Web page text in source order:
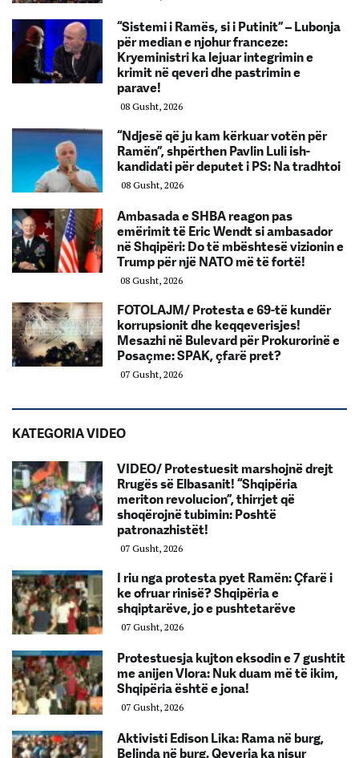
“Sistemi i Ramës, si i Putinit” – Lubonja
për median e njohur franceze:
Kryeministri ka lejuar integrimin e
krimit në qeveri dhe pastrimin e
parave!
08 Gusht, 2026
“Ndjesë që ju kam kërkuar votën për
Ramën”, shpërthen Pavlin Luli ish-
kandidati për deputet i PS: Na tradhtoi
08 Gusht, 2026
Ambasada e SHBA reagon pas
emërimit të Eric Wendt si ambasador
në Shqipëri: Do të mbështesë vizionin e
Trump për një NATO më të fortë!
08 Gusht, 2026
FOTOLAJM/ Protesta e 69-të kundër
korrupsionit dhe keqqeverisjes!
Mesazhi në Bulevard për Prokurorinë e
Posaçme: SPAK, çfarë pret?
07 Gusht, 2026
KATEGORIA VIDEO
VIDEO/ Protestuesit marshojnë drejt
Rrugës së Elbasanit! “Shqipëria
meriton revolucion”, thirrjet që
shoqërojnë tubimin: Poshtë
patronazhistët!
07 Gusht, 2026
I riu nga protesta pyet Ramën: Çfarë i
ke ofruar rinisë? Shqipëria e
shqiptarëve, jo e pushtetarëve
07 Gusht, 2026
Protestuesja kujton eksodin e 7 gushtit
me anijen Vlora: Nuk duam më të ikim,
Shqipëria është e jona!
07 Gusht, 2026
Aktivisti Edison Lika: Rama në burg,
Belinda në burg. Qeveria ka nisur